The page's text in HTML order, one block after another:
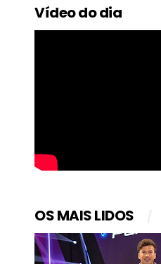
Vídeo do dia
OS MAIS LIDOS